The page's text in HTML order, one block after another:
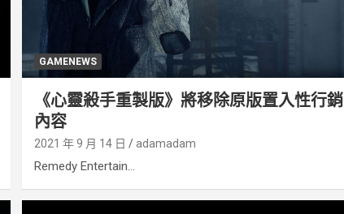
GAMENEWS
《心靈殺手重製版》將移除原版置入性行銷
內容
2021 年 9 月 14 日 adamadam
Remedy Entertain...